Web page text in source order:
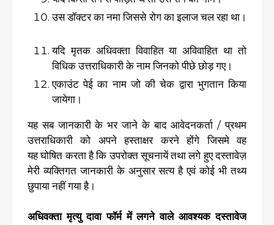
उस डॉक्टर का नमा जिससे रोग का इलाज चल रहा था।
यदि मृतक अधिवक्ता विवाहित या अविवाहित था तो
विधिक उत्तराधिकारी के नाम जिनको पीछे छोड़ गए।
एकाउंट पेई का नाम जो की चेक द्वारा भुगतान किया
जायेगा।
यह सब जानकारी के भर जाने के बाद आवेदनकर्ता / प्रथम
उत्तराधिकारी को अपने हस्ताक्षर करने होंगे जिसमे वह
यह घोषित करता है कि उपरोक्त सूचनायें तथा लगे हुए दस्तावेज़
मेरी व्यक्तिगत जानकारी के अनुसार सत्य है एवं कोई भी तथ्य
छुपाया नहीं गया है।
अधिवक्ता मृत्यु दावा फॉर्म में लगने वाले आवश्यक दस्तावेज